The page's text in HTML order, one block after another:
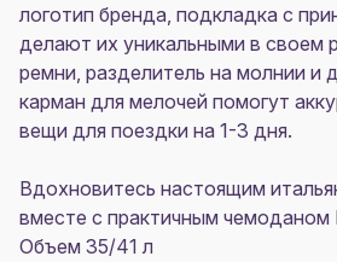
логотип бренда, подкладка с
делают их уникальными в своем
ремни, разделитель на молнии и
карман для мелочей помогут
вещи для поездки на 1-3 дня.
Вдохновитесь настоящим
вместе с практичным чемоданом
Объем 35/41 л